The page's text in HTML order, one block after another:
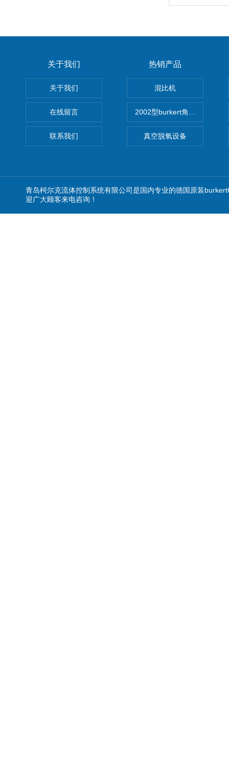
关于我们
关于我们
在线留言
联系我们
热销产品
混比机
2002型burkert角座阀
真空脱氧设备
青岛柯尔克流体控制系统有限公司是国内专业的德国原装
迎广大顾客来电咨询！